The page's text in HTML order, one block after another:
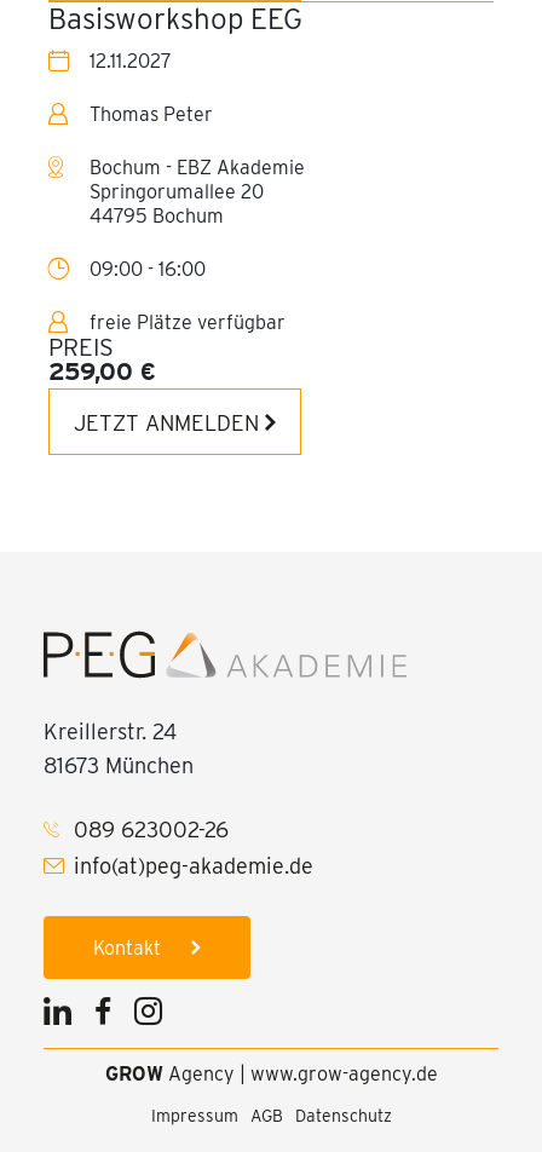
Basisworkshop EEG
12.11.2027
Thomas Peter
Bochum - EBZ Akademie
Springorumallee 20
44795 Bochum
09:00 - 16:00
freie Plätze verfügbar
PREIS
259,00 €
JETZT ANMELDEN
Kreillerstr. 24
81673 München
089 623002-26
info(at)peg-akademie.de
Kontakt
GROWAgency www.grow-agency.de
Impressum AGB Datenschutz